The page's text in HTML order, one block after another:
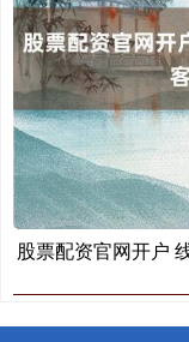
股票配资官网开户